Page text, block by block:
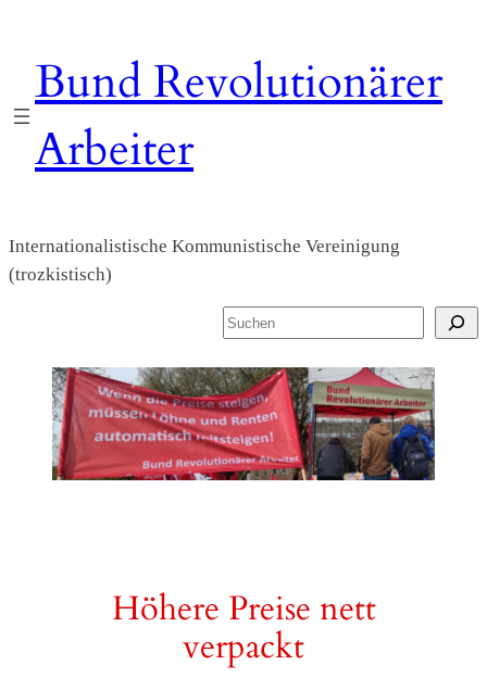
springen
Bund Revolutionärer
Arbeiter
Internationalistische Kommunistische Vereinigung
(trozkistisch)
S
c
h
e
n
Höhere Preise nett
verpackt